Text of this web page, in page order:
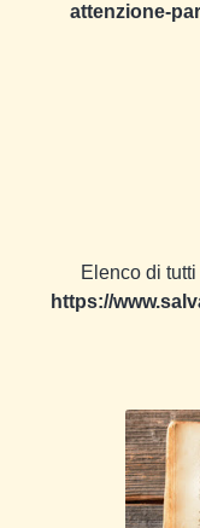
attenzione-
Elenco di
https://